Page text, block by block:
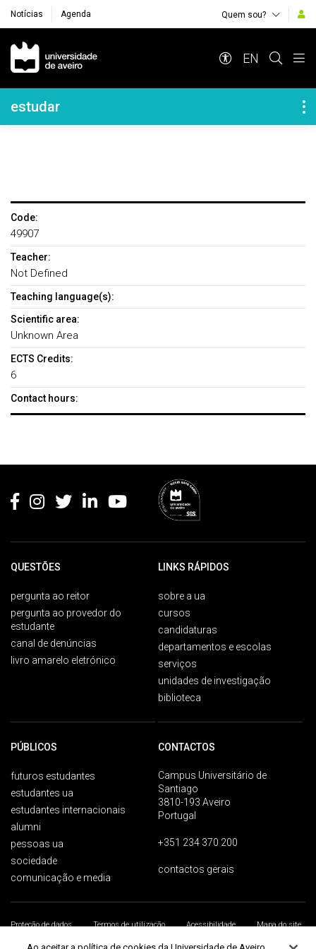
Notícias Agenda Quem sou?
Navegação Principal
EN
Navegação Lateral
estudar
Code:
49907
Teacher:
Not Defined
Teaching language(s):
Scientific area:
Unknown Area
ECTS Credits:
6
Contact hours:
QUESTÕES
pergunta ao reitor
pergunta ao provedor do
estudante
canal de denúncias
livro amarelo eletrónico
LINKS RÁPIDOS
sobre a ua
cursos
candidaturas
departamentos e escolas
serviços
unidades de investigação
biblioteca
PÚBLICOS
futuros estudantes
estudantes ua
estudantes internacionais
alumni
pessoas ua
sociedade
comunicação e media
CONTACTOS
Campus Universitário de
Santiago
3810-193 Aveiro
Portugal
+351 234 370 200
contactos gerais
Proteção de dados Termos de utilização Acessibilidade
Mapa do site
Universidade de Aveiro 2026